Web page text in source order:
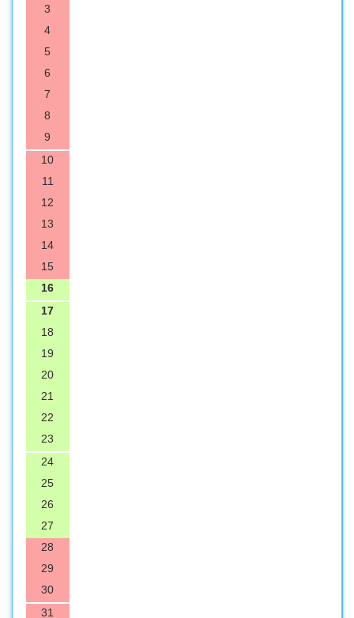
3
4
5
6
7
8
9
10
11
12
13
14
15
16
17
18
19
20
21
22
23
24
25
26
27
28
29
30
31